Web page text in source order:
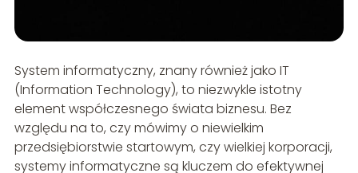
System informatyczny, znany również jako IT
(Information Technology), to niezwykle istotny
element współczesnego świata biznesu. Bez
względu na to, czy mówimy o niewielkim
przedsiębiorstwie startowym, czy wielkiej korporacji,
systemy informatyczne są kluczem do efektywnej